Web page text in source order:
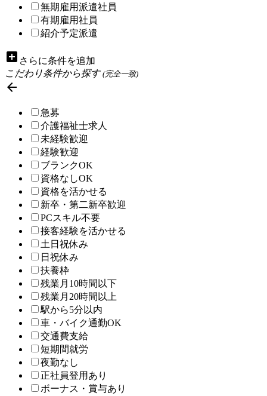
無期雇用派遣社員
有期雇用社員
紹介予定派遣
add_box さらに条件を追加
こだわり条件から探す(完全一致)

急募
介護福祉士求人
未経験歓迎
経験歓迎
ブランクOK
資格なしOK
資格を活かせる
新卒・第二新卒歓迎
PCスキル不要
接客経験を活かせる
土日祝休み
日祝休み
扶養枠
残業月10時間以下
残業月20時間以上
駅から5分以内
車・バイク通勤OK
交通費支給
短期間就労
夜勤なし
正社員登用あり
ボーナス・賞与あり